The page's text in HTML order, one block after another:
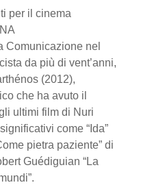
per il cinema
Comunicazione nel
da più di vent’anni,
(2012),
che ha avuto il
ultimi film di Nuri
come “Ida”
pietra paziente” di
Guédiguian “La